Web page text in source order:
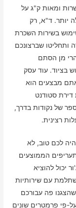
ומאות ק"ג על
יותר. ד"א, רק
בשירות השכרת
ותחליטו שברצונכם
מן הסתם
בציוד. עוד עסק
מבצעים הוא
דירת סטודנט
של נקודות בדרך,
רצינית.
לכם טוב, לא
הממוצעים
יכול להוציא
עם שירותיות
פה עבורכם
פי פרמטרים שונים